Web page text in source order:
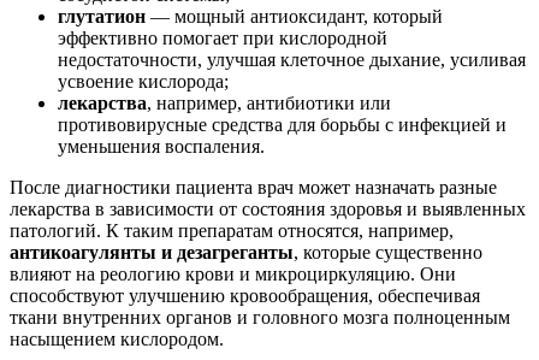
глутатион — мощный антиоксидант, который
эффективно помогает при кислородной
недостаточности, улучшая клеточное дыхание, усиливая
усвоение кислорода;
лекарства, например, антибиотики или
противовирусные средства для борьбы с инфекцией и
уменьшения воспаления.
После диагностики пациента врач может назначать разные
лекарства в зависимости от состояния здоровья и выявленных
патологий. К таким препаратам относятся, например,
антикоагулянты и дезагреганты, которые существенно
влияют на реологию крови и микроциркуляцию. Они
способствуют улучшению кровообращения, обеспечивая
ткани внутренних органов и головного мозга полноценным
насыщением кислородом.